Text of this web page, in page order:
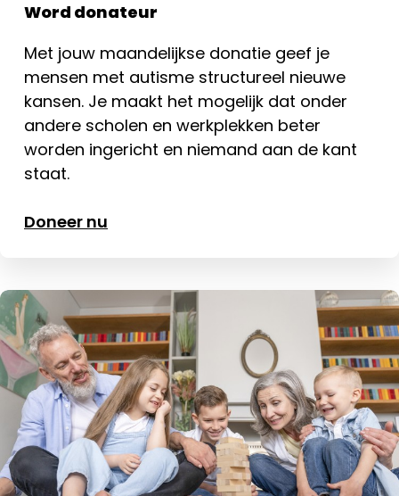
Word donateur
Met jouw maandelijkse donatie geef je
mensen met autisme structureel nieuwe
kansen. Je maakt het mogelijk dat onder
andere scholen en werkplekken beter
worden ingericht en niemand aan de kant
staat.
Doneer nu